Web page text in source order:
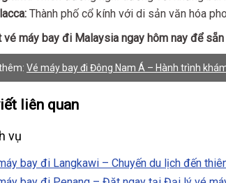
Thành phố cổ kính với di sản văn hóa
máy bay đi Malaysia ngay hôm nay để
Vé máy bay đi Đông Nam Á – Hành trình
liên quan
vụ
bay đi Langkawi – Chuyến du lịch đến